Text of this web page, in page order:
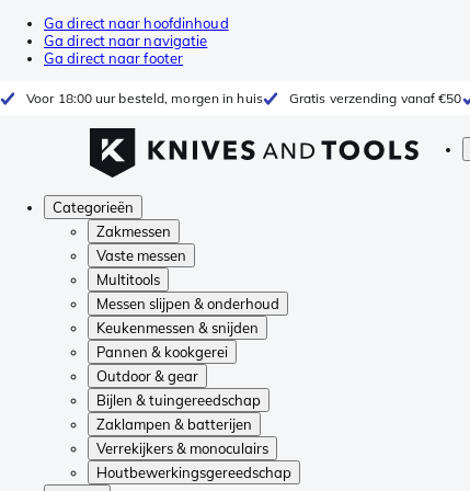
Ga direct naar hoofdinhoud
Ga direct naar navigatie
Ga direct naar footer
Voor 18:00 uur besteld, morgen in huis Gratis verzending vanaf €50
Categorieën
Zakmessen
Vaste messen
Multitools
Messen slijpen & onderhoud
Keukenmessen & snijden
Pannen & kookgerei
Outdoor & gear
Bijlen & tuingereedschap
Zaklampen & batterijen
Verrekijkers & monoculairs
Houtbewerkingsgereedschap